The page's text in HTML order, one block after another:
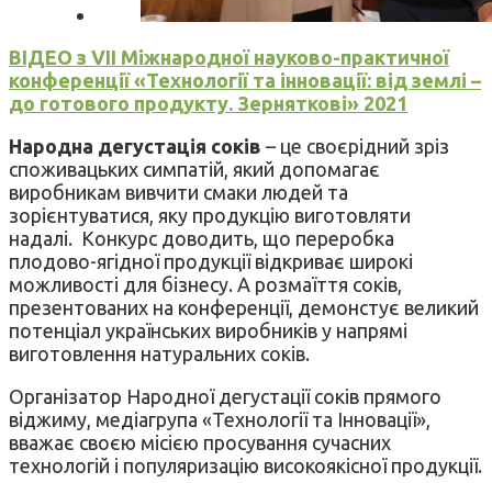
ВІДЕО з VII Міжнародної науково-практичної
конференції «Технології та інновації: від землі –
до готового продукту. Зерняткові» 2021
Народна дегустація соків – це своєрідний зріз
споживацьких симпатій, який допомагає
виробникам вивчити смаки людей та
зорієнтуватися, яку продукцію виготовляти
надалі. Конкурс доводить, що переробка
плодово-ягідної продукції відкриває широкі
можливості для бізнесу. А розмаїття соків,
презентованих на конференції, демонстує великий
потенціал українських виробників у напрямі
виготовлення натуральних соків.
Організатор Народної дегустації соків прямого
віджиму, медіагрупа «Технології та Інновації»,
вважає своєю місією просування сучасних
технологій і популяризацію високоякісної продукції.